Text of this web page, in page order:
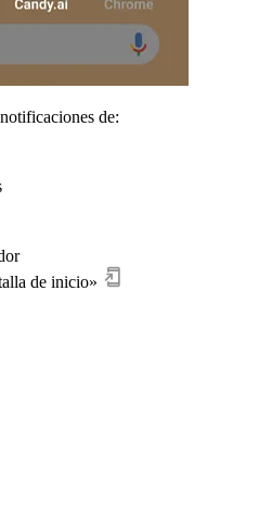
de:
de inicio»